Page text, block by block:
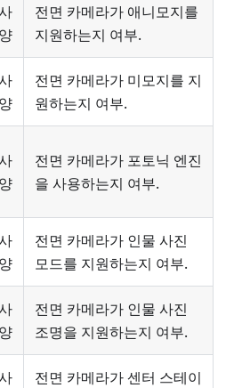
양
전면 카메라가 애니모지를
지원하는지 여부.
양
전면 카메라가 미모지를 지
원하는지 여부.
양
전면 카메라가 포토닉 엔진
을 사용하는지 여부.
양
전면 카메라가 인물 사진
모드를 지원하는지 여부.
양
전면 카메라가 인물 사진
조명을 지원하는지 여부.
전면 카메라가 센터 스테이